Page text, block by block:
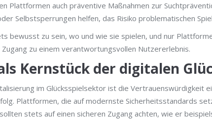
Plattformen auch präventive Maßnahmen zur
Selbstsperrungen helfen, das Risiko problematischen
bewusst zu sein, wo und wie sie spielen, und nur
zu einem verantwortungsvollen Nutzererlebnis.
Kernstück der digitalen
im Glücksspielsektor ist die Vertrauenswürdigkeit
Plattformen, die auf modernste Sicherheitsstandards
stets auf einen sicheren Zugang achten, wie er